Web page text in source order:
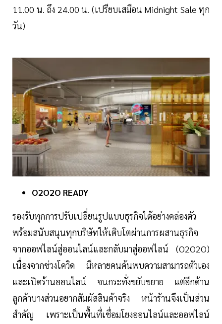
11.00 น. ถึง 24.00 น. (เปรียบเสมือน Midnight Sale ทุก
วัน)
O2O2O READY
รองรับทุกการปรับเปลี่ยนรูปแบบธุรกิจได้อย่างคล่องตัว
พร้อมสนับสนุนทุกบริษัทให้เติบโตผ่านการผสานธุรกิจ
จากออฟไลน์สู่ออนไลน์และกลับมาสู่ออฟไลน์ (O2O2O)
เนื่องจากช่วงโควิด มีหลายคนค้นพบความสามารถตัวเอง
และเปิดร้านออนไลน์ จนกระทั่งขยับขยาย แต่อีกด้าน
ลูกค้าบางส่วนอยากสัมผัสสินค้าจริง หน้าร้านจึงเป็นส่วน
สำคัญ เพราะเป็นพื้นที่เชื่อมโยงออนไลน์และออฟไลน์